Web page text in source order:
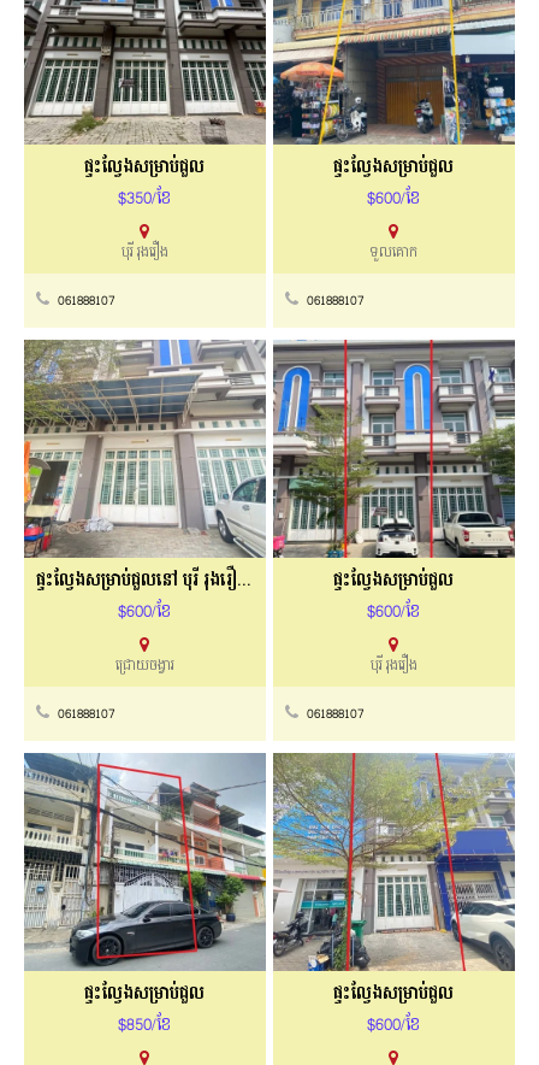
ផ្ទះល្វែងសម្រាប់ជួល
$350/ខែ
បុរី រុងរឿង
061888107
ផ្ទះល្វែងសម្រាប់ជួល
$600/ខែ
ទួលគោក
061888107
ផ្ទះល្វែងសម្រាប់ជួលនៅ បុរី រុងរឿងខុនដូរ
$600/ខែ
ជ្រោយចង្វារ
061888107
ផ្ទះល្វែងសម្រាប់ជួល
$600/ខែ
បុរី រុងរឿង
061888107
ផ្ទះល្វែងសម្រាប់ជួល
$850/ខែ
ផ្ទះល្វែងសម្រាប់ជួល
$600/ខែ